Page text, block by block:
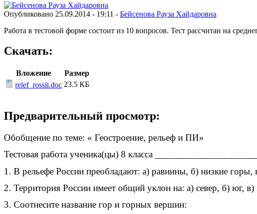
Опубликовано 25.09.2014 - 19:11 - Бейсенова Рауза Хайдаровна
Работа в тестовой форме состоит из 10 вопросов. Тест рассчитан на
Скачать:
Вложение
Размер
relef_rossii.doc 23.5 КБ
Предварительный просмотр:
Обобщение по теме: « Геостроение, рельеф и ПИ»
Тестовая работа ученика(цы) 8 класса
1. В рельефе России преобладают: а) равнины, б) низкие горы,
2. Территория России имеет общий уклон на: а) север, б) юг, в)
3. Соотнесите название гор и горных вершин: